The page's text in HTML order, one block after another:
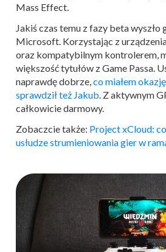
Mass Effect.
Jakiś czas temu z fazy beta wyszło
Microsoft. Korzystając z
oraz kompatybilnym kontrolerem,
większość tytułów z Game Passa.
naprawdę dobrze,co miałem
sprawdził też Jakub. Z aktywnym
całkowicie darmowy.
Zobaczcie także: Project xCloud:
usłudze strumieniowania gier w